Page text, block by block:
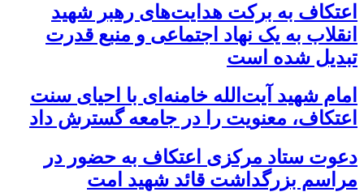
اعتکاف به برکت هدایت‌های رهبر شهید
انقلاب به یک نهاد اجتماعی و منبع قدرت
تبدیل شده است
امام شهید آیت‌الله خامنه‌ای با احیای سنت
اعتکاف، معنویت را در جامعه گسترش داد
دعوت ستاد مرکزی اعتکاف به حضور در
مراسم بزرگداشت قائد شهید امت